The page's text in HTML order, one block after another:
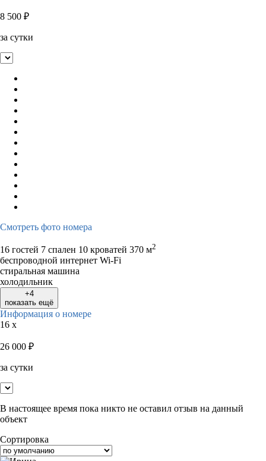
8 500 ₽
за сутки
Смотреть фото номера
16 гостей 7 спален 10 кроватей 370 м2
беспроводной интернет Wi-Fi
стиральная машина
холодильник
+4
показать ещё
Информация о номере
16 x
26 000 ₽
за сутки
В настоящее время пока никто не оставил отзыв на данный
объект
Сортировка